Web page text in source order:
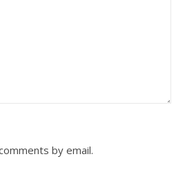
by email.